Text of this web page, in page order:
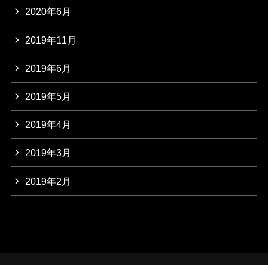
2020年6月
2019年11月
2019年6月
2019年5月
2019年4月
2019年3月
2019年2月